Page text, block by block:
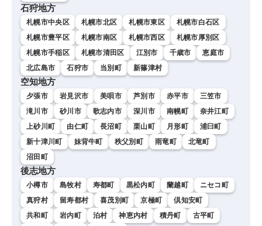
石狩地方
札幌市中央区 札幌市北区 札幌市東区
札幌市白石区
札幌市豊平区
札幌市南区 札幌市西区
札幌市厚別区
札幌市手稲区
札幌市清田区 江別市 千歳市
恵庭市
北広島市
石狩市 当別町 新篠津村
空知地方
夕張市 岩見沢市 美唄市 芦別市 赤平市
三笠市
滝川市
砂川市 歌志内市 深川市 南幌町
奈井江町
上砂川町
由仁町 長沼町 栗山町 月形町
浦臼町
新十津川町
妹背牛町 秩父別町 雨竜町
北竜町
沼田町
後志地方
小樽市 島牧村 寿都町 黒松内町 蘭越町
ニセコ町
真狩村
留寿都村 喜茂別町 京極町
倶知安町
共和町
岩内町 泊村 神恵内村 積丹町
古平町